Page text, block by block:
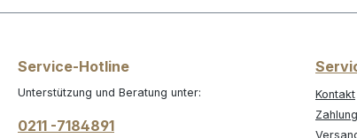
Service-Hotline
Unterstützung und Beratung unter:
0211 -7184891
Kontakt